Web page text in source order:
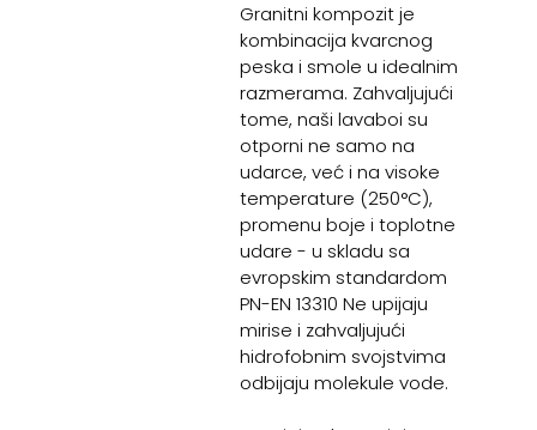
Granitni kompozit je
kombinacija kvarcnog
peska i smole u idealnim
razmerama. Zahvaljujući
tome, naši lavaboi su
otporni ne samo na
udarce, već i na visoke
temperature (250°C),
promenu boje i toplotne
udare - u skladu sa
evropskim standardom
PN-EN 13310 Ne upijaju
mirise i zahvaljujući
hidrofobnim svojstvima
odbijaju molekule vode.